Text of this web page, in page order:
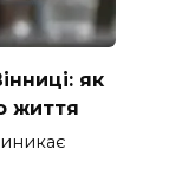
як
життя